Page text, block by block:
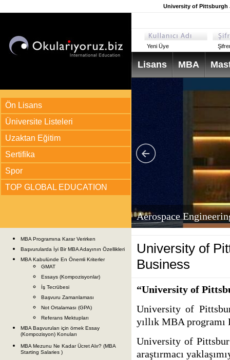
University of Pittsburgh
Ön Lisans
Üniversite Listeleri
Uzaktan Eğitim
Sertifika
Spor
TOP GLOBAL EDUCATION
MBA Programına Karar Verirken
Başvurularda İyi Bir MBA Adayının Özellikleri
MBA Kabulünde En Önemli Kriterler
GMAT
Essays (Kompozisyonlar)
İş Tecrübesi
Başvuru Zamanlaması
Not Ortalaması (GPA)
Referans Mektupları
MBA Başvuruları için örnek Essay
(Kompozisyon) Konuları
MBA Mezunu Ne Kadar Ücret Alır? (MBA
Starting Salaries )
Yeni Üye
Lisans MBA
Aerospace
University of
Business
“University of
University of
yıllık MBA
University of
araştırmacı